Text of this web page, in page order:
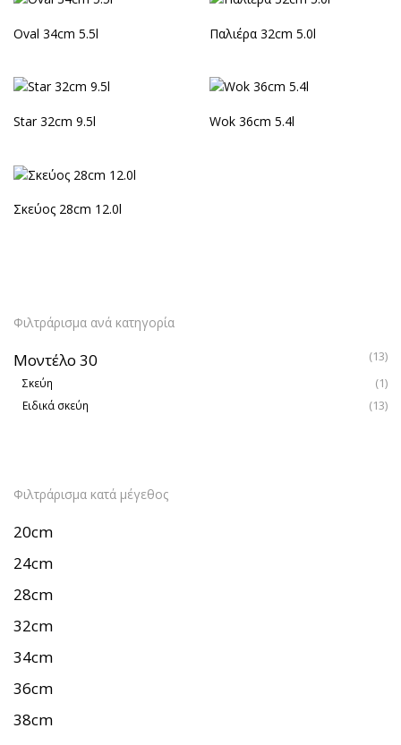
Oval 34cm 5.5l Παλιέρα 32cm 5.0l
Star 32cm 9.5l Wok 36cm 5.4l
Σκεύος 28cm 12.0l
Φιλτράρισμα ανά κατηγορία
Μοντέλο 30 (13)
Σκεύη (1)
Ειδικά σκεύη (13)
Φιλτράρισμα κατά μέγεθος
20cm
24cm
28cm
32cm
34cm
36cm
38cm